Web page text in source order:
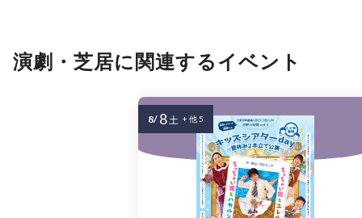
演劇・芝居に関連するイベント
8/ 8土 + 他 5